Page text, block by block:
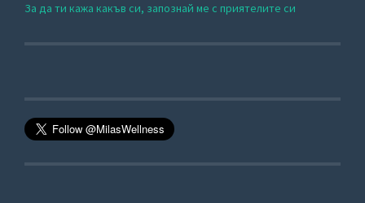
За да ти кажа какъв си, запознай ме с приятелите си